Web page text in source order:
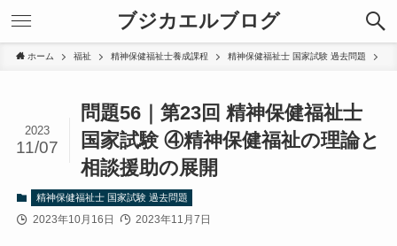
ブジカエルブログ
ホーム 福祉 精神保健福祉士養成課程 精神保健福祉士 国家試験 過去問題
問題56｜第23回 精神保健福祉士
国家試験 ④精神保健福祉の理論と
相談援助の展開
2023
11/07
精神保健福祉士 国家試験 過去問題
2023年10月16日 2023年11月7日